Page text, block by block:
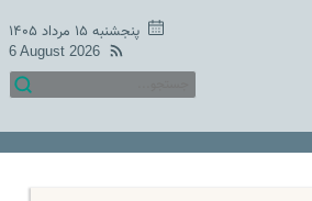
پنجشنبه ۱۵ مرداد ۱۴۰۵
6 August 2026